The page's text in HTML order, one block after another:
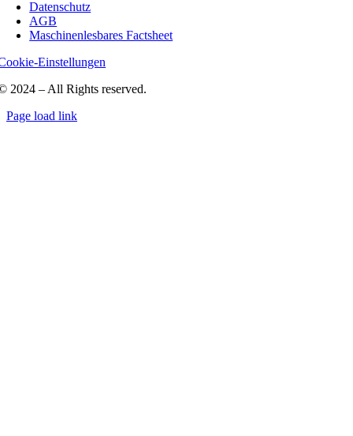
Datenschutz
AGB
Maschinenlesbares Factsheet
Einstellungen
2024 – All Rights reserved.
Page load link